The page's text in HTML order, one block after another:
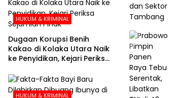
HUKUM & KRIMINAL
Dugaan Korupsi Benih
Kakao di Kolaka Utara Naik
ke Penyidikan, Kejari Periksa
HUKUM & KRIMINAL